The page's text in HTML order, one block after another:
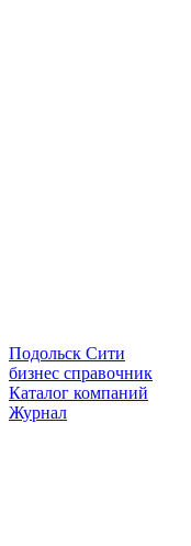
Подольск Сити
бизнес справочник
Каталог компаний
Журнал